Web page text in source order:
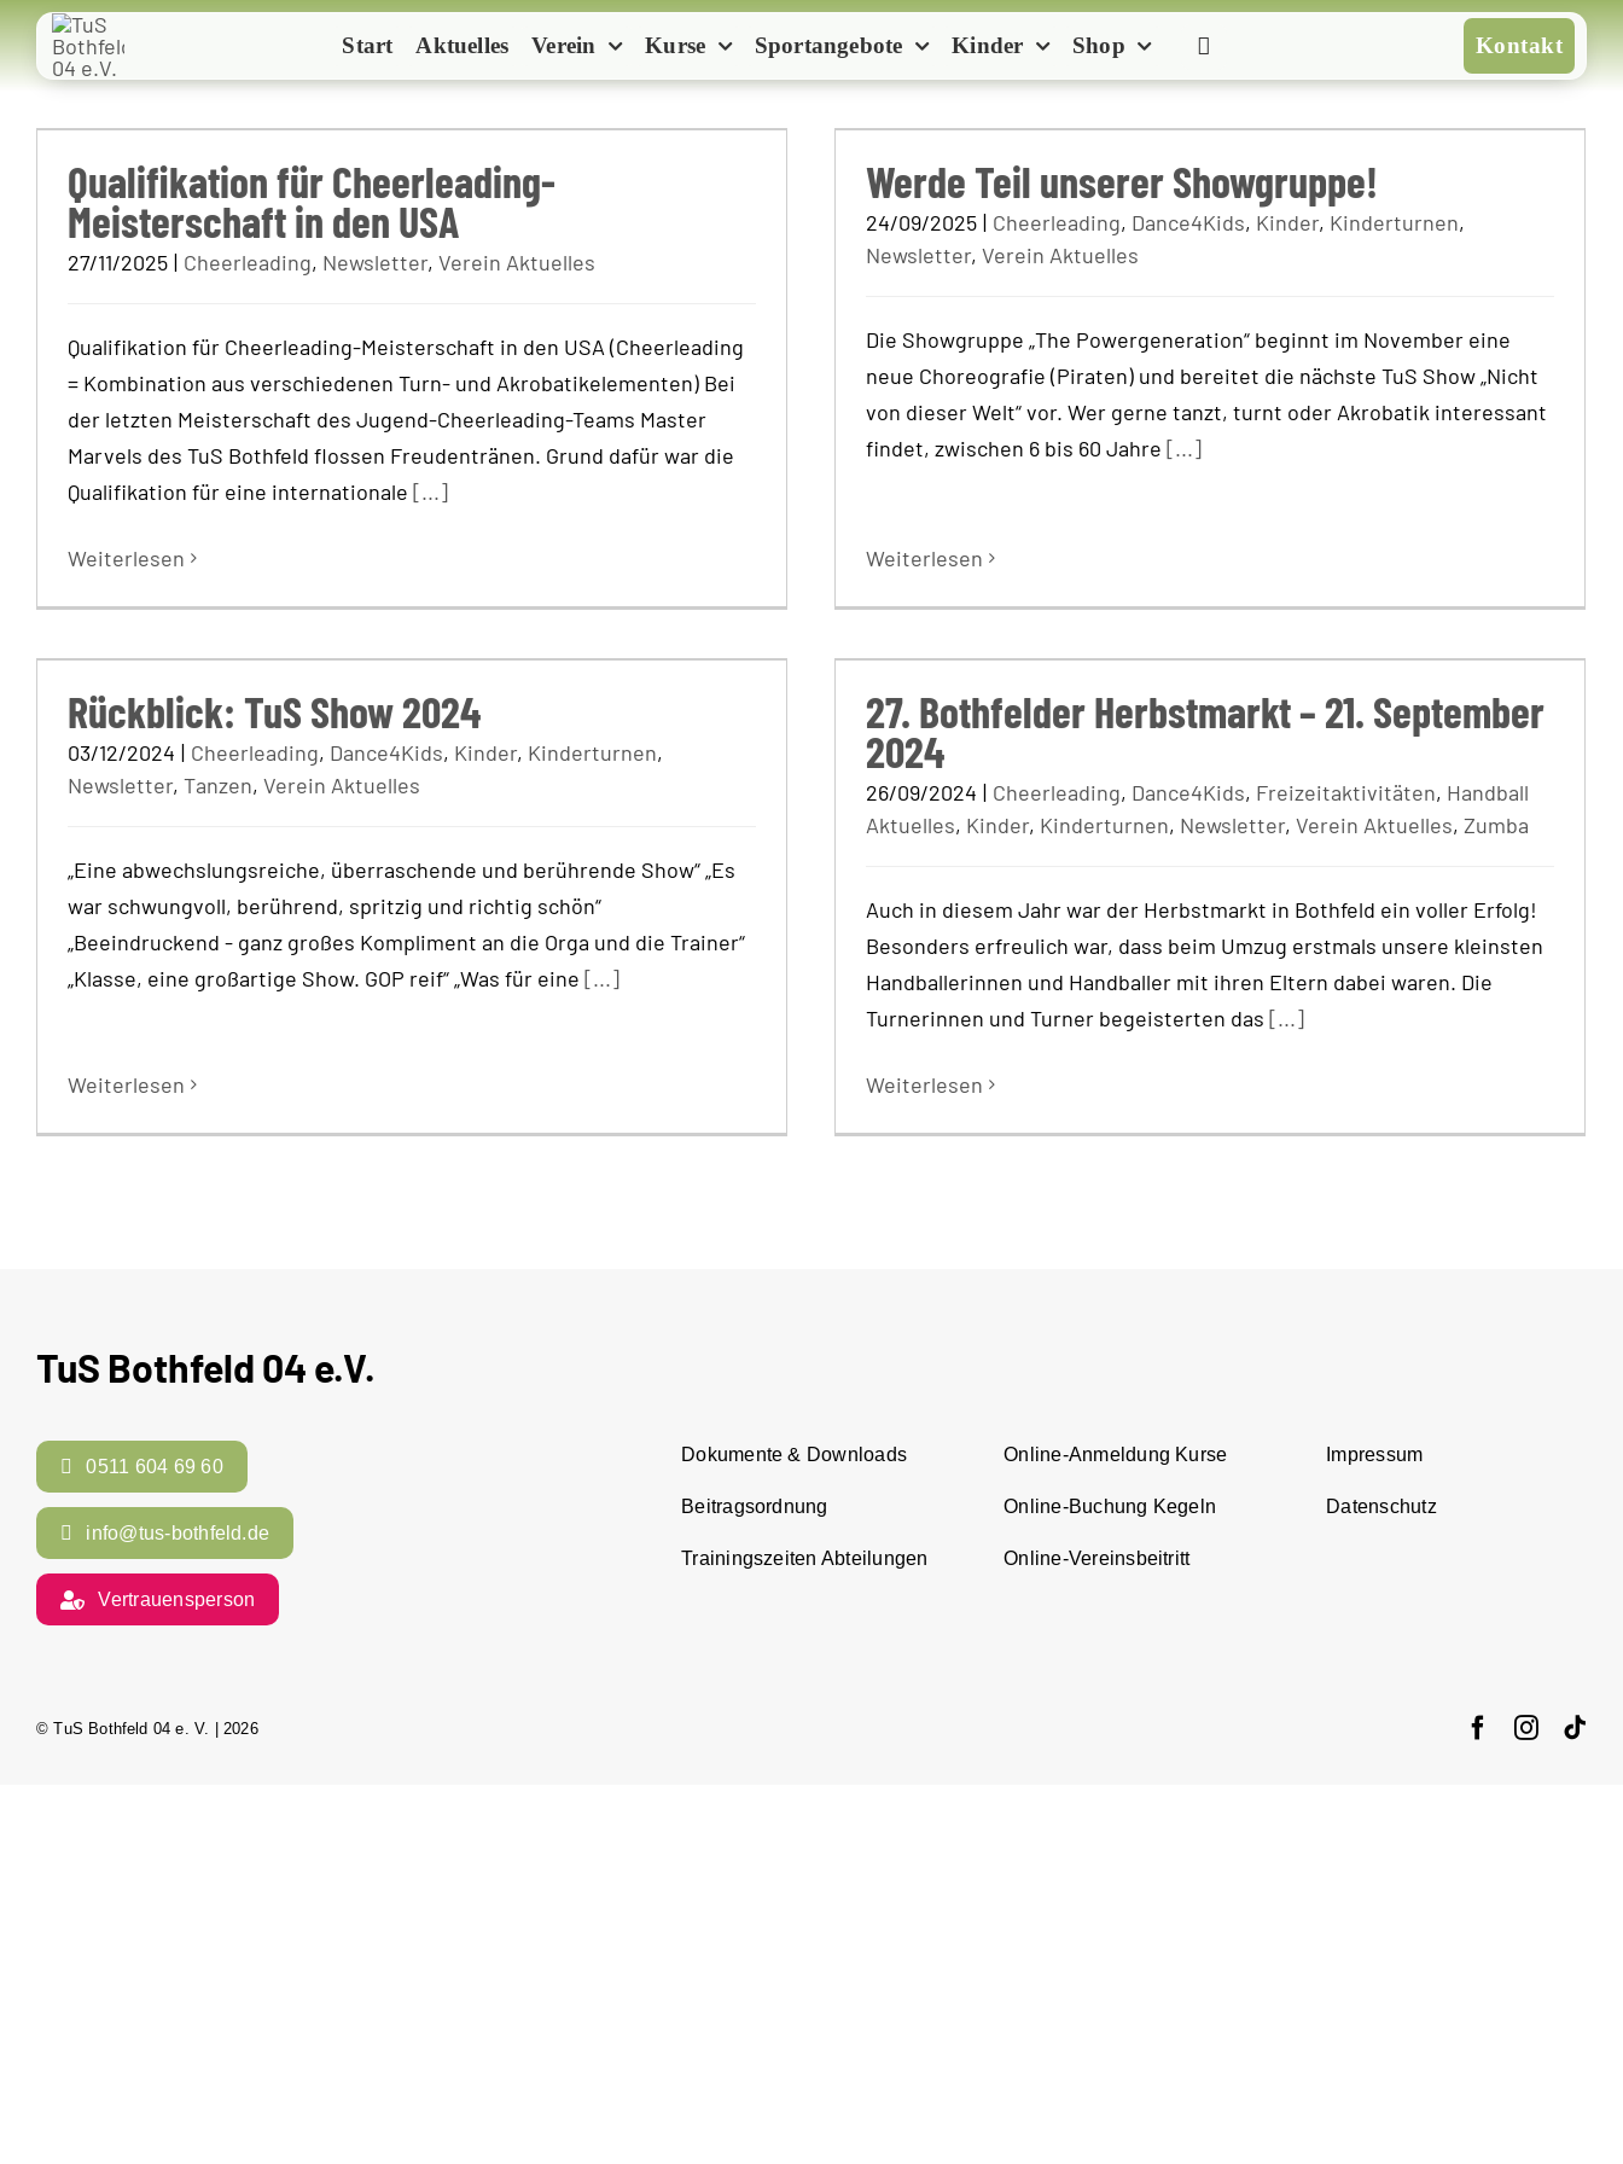
Zum
Inhalt
springen
Start Aktuelles Verein Kurse Sportangebote Kinder Shop Kontakt
Qualifikation für Cheerleading-
Meisterschaft in den USA
27/11/2025 | Cheerleading, Newsletter, Verein Aktuelles
Qualifikation für Cheerleading-Meisterschaft in den USA (Cheerleading
= Kombination aus verschiedenen Turn- und Akrobatikelementen) Bei
der letzten Meisterschaft des Jugend-Cheerleading-Teams Master
Marvels des TuS Bothfeld flossen Freudentränen. Grund dafür war die
Qualifikation für eine internationale [...]
Weiterlesen
Werde Teil unserer Showgruppe!
Werde Teil unserer Showgruppe!
24/09/2025 | Cheerleading, Dance4Kids, Kinder, Kinderturnen,
Newsletter, Verein Aktuelles
Die Showgruppe „The Powergeneration“ beginnt im November eine
neue Choreografie (Piraten) und bereitet die nächste TuS Show „Nicht
von dieser Welt“ vor. Wer gerne tanzt, turnt oder Akrobatik interessant
findet, zwischen 6 bis 60 Jahre [...]
Weiterlesen
Rückblick: TuS Show 2024
Rückblick: TuS Show 2024
03/12/2024 | Cheerleading, Dance4Kids, Kinder, Kinderturnen,
Newsletter, Tanzen, Verein Aktuelles
„Eine abwechslungsreiche, überraschende und berührende Show“ „Es
war schwungvoll, berührend, spritzig und richtig schön“
„Beeindruckend - ganz großes Kompliment an die Orga und die Trainer“
„Klasse, eine großartige Show. GOP reif“ „Was für eine [...]
Weiterlesen
27. Bothfelder Herbstmarkt – 21. September 2024
27. Bothfelder Herbstmarkt – 21. September
2024
26/09/2024 | Cheerleading, Dance4Kids, Freizeitaktivitäten, Handball
Aktuelles, Kinder, Kinderturnen, Newsletter, Verein Aktuelles, Zumba
Auch in diesem Jahr war der Herbstmarkt in Bothfeld ein voller Erfolg!
Besonders erfreulich war, dass beim Umzug erstmals unsere kleinsten
Handballerinnen und Handballer mit ihren Eltern dabei waren. Die
Turnerinnen und Turner begeisterten das [...]
Weiterlesen
TuS Bothfeld 04 e.V.
0511 604 69 60
info@tus-bothfeld.de
Vertrauensperson
Dokumente & Downloads
Beitragsordnung
Trainingszeiten Abteilungen
Online-Anmeldung Kurse
Online-Buchung Kegeln
Online-Vereinsbeitritt
Impressum
Datenschutz
© TuS Bothfeld 04 e. V. | 2026